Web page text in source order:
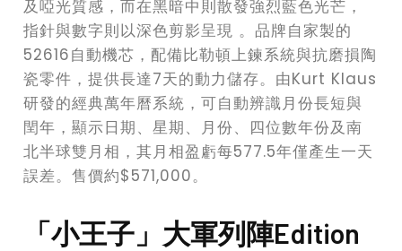
及啞光質感，而在黑暗中則散發強烈藍色光芒，
指針與數字則以深色剪影呈現 。品牌自家製的
52616自動機芯，配備比勒頓上鍊系統與抗磨損陶
瓷零件，提供長達7天的動力儲存。由Kurt Klaus
研發的經典萬年曆系統，可自動辨識月份長短與
閏年，顯示日期、星期、月份、四位數年份及南
北半球雙月相，其月相盈虧每577.5年僅產生一天
誤差。售價約$571,000。
「小王子」大軍列陣Edition